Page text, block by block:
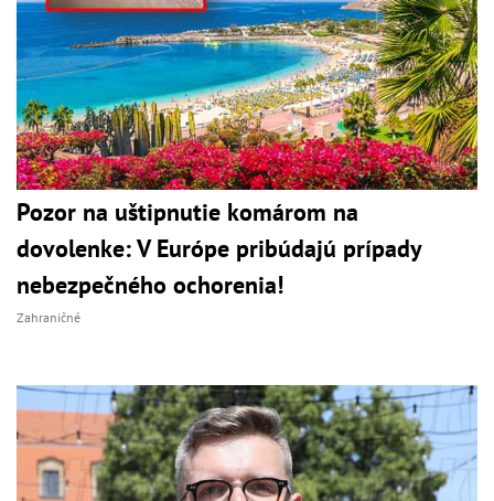
Pozor na uštipnutie komárom na
dovolenke: V Európe pribúdajú prípady
nebezpečného ochorenia!
Zahraničné